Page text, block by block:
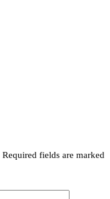
Required fields are marked